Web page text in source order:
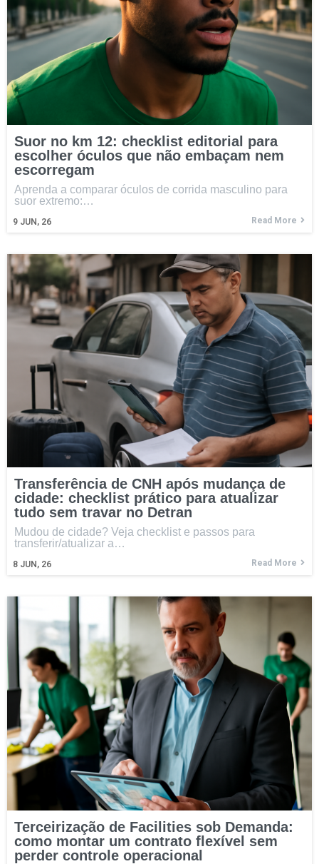
Suor no km 12: checklist editorial para
escolher óculos que não embaçam nem
escorregam
9 JUN, 26
Aprenda a comparar óculos de corrida masculino para
suor extremo:…
Read More
Transferência de CNH após mudança de
cidade: checklist prático para atualizar
tudo sem travar no Detran
8 JUN, 26
Mudou de cidade? Veja checklist e passos para
transferir/atualizar a…
Read More
Terceirização de Facilities sob Demanda:
como montar um contrato flexível sem
perder controle operacional